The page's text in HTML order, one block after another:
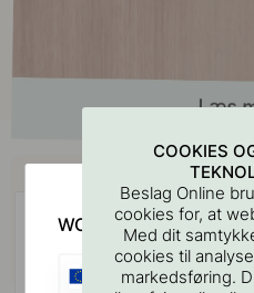
Køb
COOKIES
Beslag Online
cookies for, at
Med dit
cookies til
markedsføring.
WOULD YOU RATHER
EU